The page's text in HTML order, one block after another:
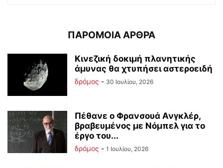
ΠΑΡΟΜΟΙΑ ΑΡΘΡΑ
Κινεζική δοκιμή πλανητικής
άμυνας θα χτυπήσει αστεροειδή
δρόμος - 30 Ιουλίου, 2026
Πέθανε ο Φρανσουά Ανγκλέρ,
βραβευμένος με Νόμπελ για το
έργο του...
δρόμος - 1 Ιουλίου, 2026